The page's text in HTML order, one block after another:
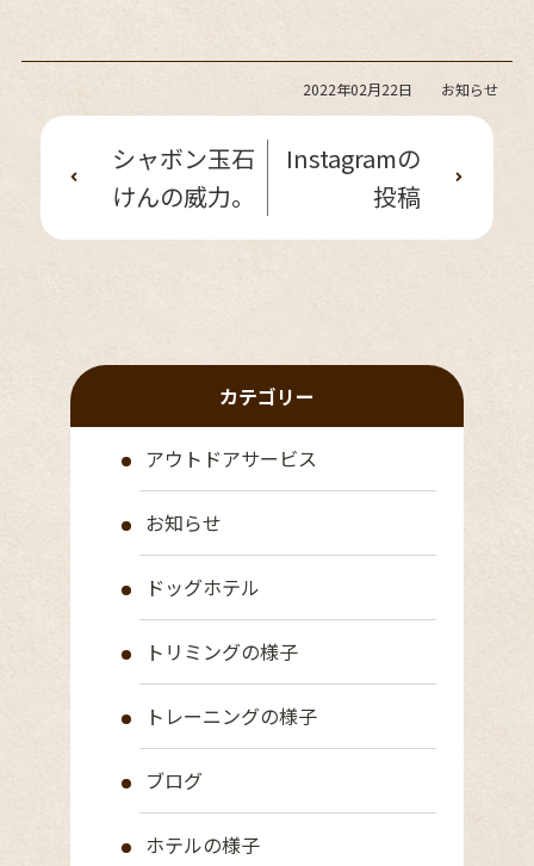
2022年02月22日 お知らせ
シャボン玉石
けんの威力。
Instagramの
投稿
カテゴリー
アウトドアサービス
お知らせ
ドッグホテル
トリミングの様子
トレーニングの様子
ブログ
ホテルの様子